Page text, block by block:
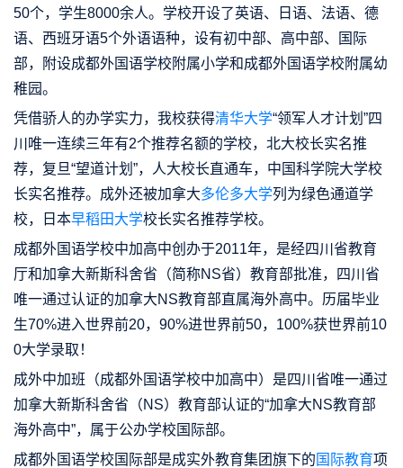
50个，学生8000余人。学校开设了英语、日语、法语、德
语、西班牙语5个外语语种，设有初中部、高中部、国际
部，附设成都外国语学校附属小学和成都外国语学校附属幼
稚园。
凭借骄人的办学实力，我校获得清华大学“领军人才计划”四
川唯一连续三年有2个推荐名额的学校，北大校长实名推
荐，复旦“望道计划”，人大校长直通车，中国科学院大学校
长实名推荐。成外还被加拿大多伦多大学列为绿色通道学
校，日本早稻田大学校长实名推荐学校。
成都外国语学校中加高中创办于2011年，是经四川省教育
厅和加拿大新斯科舍省（简称NS省）教育部批准，四川省
唯一通过认证的加拿大NS教育部直属海外高中。历届毕业
生70%进入世界前20，90%进世界前50，100%获世界前10
0大学录取！
成外中加班（成都外国语学校中加高中）是四川省唯一通过
加拿大新斯科舍省（NS）教育部认证的“加拿大NS教育部
海外高中”，属于公办学校国际部。
成都外国语学校国际部是成实外教育集团旗下的 国际教育项